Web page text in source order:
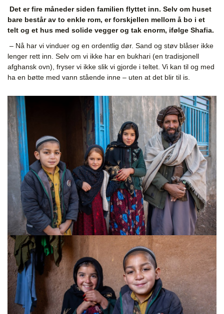
Det er fire måneder siden familien flyttet inn. Selv om huset
bare består av to enkle rom, er forskjellen mellom å bo i et
telt og et hus med solide vegger og tak enorm, ifølge Shafia.
– Nå har vi vinduer og en ordentlig dør. Sand og støv blåser ikke
lenger rett inn. Selv om vi ikke har en bukhari (en tradisjonell
afghansk ovn), fryser vi ikke slik vi gjorde i teltet. Vi kan til og med
ha en bøtte med vann stående inne – uten at det blir til is.